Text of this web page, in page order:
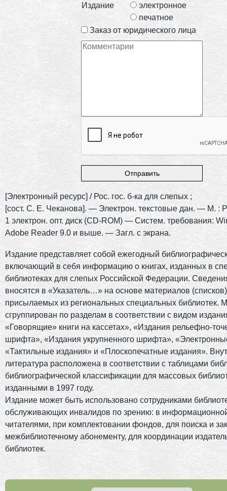
Издание
электронное
печатное
Заказ от юридического лица
[Электронный ресурс] / Рос. гос. б-ка для слепых ;
[сост. С. Е. Чеканова]. — Электрон. текстовые дан. — М.
1 электрон. опт. диск (CD-ROM) — Систем. требования:
Adobe Reader 9.0 и выше. — Загл. с экрана.
Издание представляет собой ежегодный
включающий в себя информацию о книгах, изданных в
библиотеках для слепых Российской Федерации.
вносятся в «Указатель…» на основе материалов
присылаемых из региональных специальных библиотек.
сгруппирован по разделам в соответствии с видом
«Говорящие» книги на кассетах», «Издания рельефно-
шрифта», «Издания укрупненного шрифта»,
«Тактильные издания» и «Плоскопечатные издания».
литература расположена в соответствии с таблицами
библиографической классификации для массовых
изданными в 1997 году.
Издание может быть использовано сотрудниками
обслуживающих инвалидов по зрению: в
читателями, при комплектовании фондов, для поиска и
межбиблиотечному абонементу, для координации
библиотек.